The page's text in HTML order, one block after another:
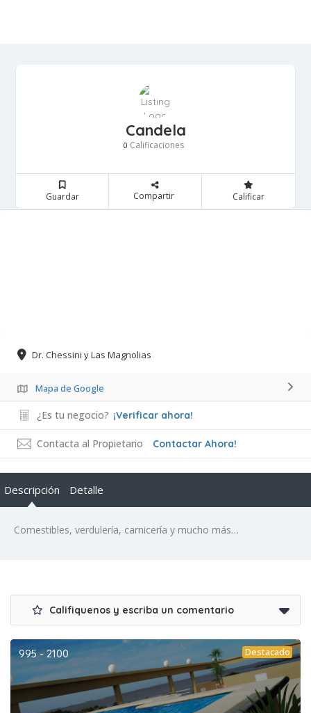
Candela
0 Calificaciones
Guardar Compartir Calificar
Dr. Chessini y Las Magnolias
Mapa de Google
¿Es tu negocio? ¡Verificar ahora!
Contacta al Propietario Contactar Ahora!
Descripción Detalle
Comestibles, verdulería, carnicería y mucho más…
Califiquenos y escriba un comentario
995 - 2100 Destacado